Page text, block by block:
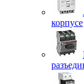
корпусе